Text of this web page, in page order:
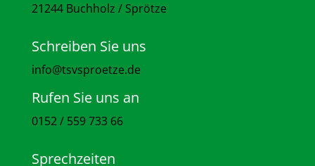
21244 Buchholz / Sprötze
Schreiben Sie uns
info@tsvsproetze.de
Rufen Sie uns an
0152 / 559 733 66
Sprechzeiten